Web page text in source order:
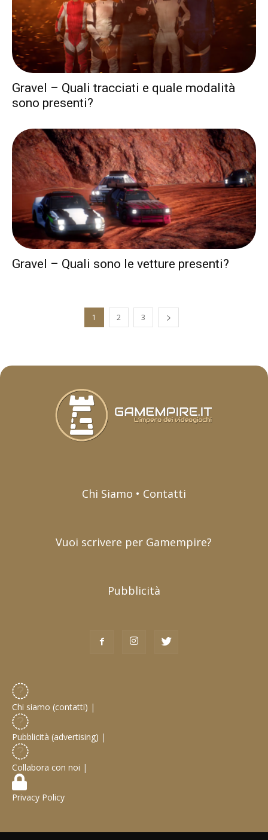
Gravel – Quali tracciati e quale modalità
sono presenti?
Gravel – Quali sono le vetture presenti?
1 2 3
Chi Siamo • Contatti
Vuoi scrivere per Gamempire?
Pubblicità
Chi siamo (contatti) |
Pubblicità (advertising) |
Collabora con noi |
Privacy Policy